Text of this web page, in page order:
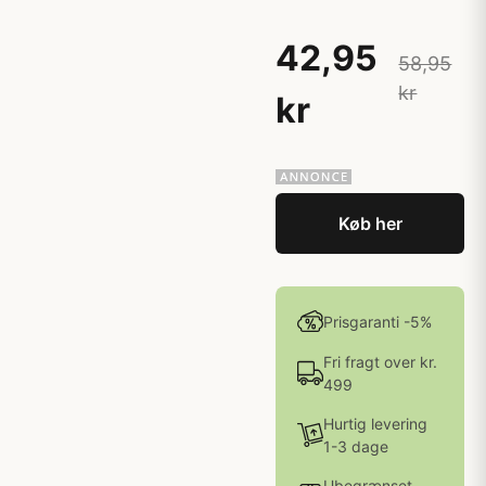
42,95
kr
58,95
kr
Køb her
Prisgaranti -5%
Fri fragt over kr.
499
Hurtig levering
1-3 dage